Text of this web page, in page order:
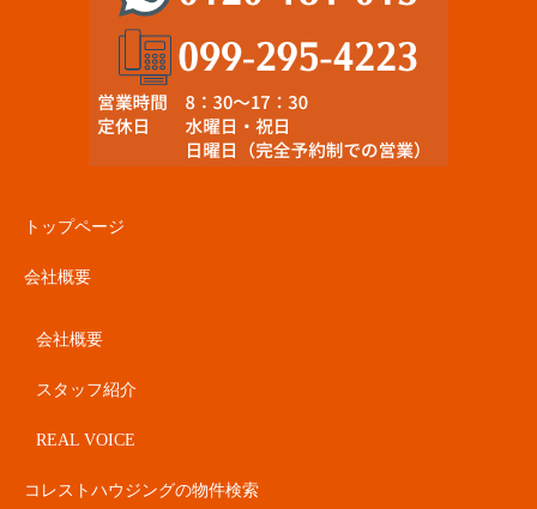
トップページ
会社概要
会社概要
スタッフ紹介
REAL VOICE
コレストハウジングの物件検索